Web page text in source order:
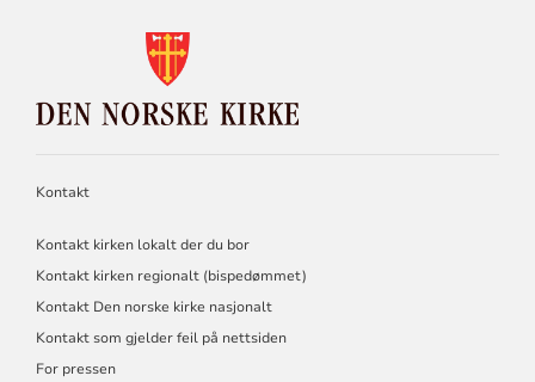
NORSKE
KIRKE
Kontakt
Kontakt kirken lokalt der du bor
Kontakt kirken regionalt (bispedømmet)
Kontakt Den norske kirke nasjonalt
Kontakt som gjelder feil på nettsiden
For pressen